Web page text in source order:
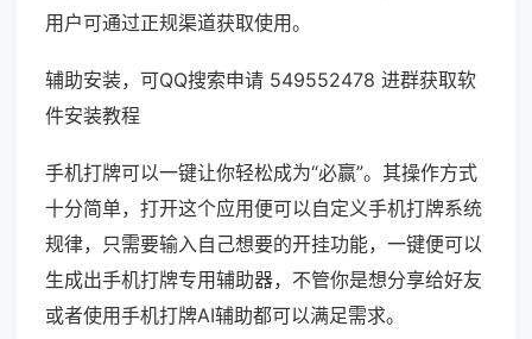
用户可通过正规渠道获取使用。
辅助安装，可QQ搜索申请 549552478 进群获取软
件安装教程
手机打牌可以一键让你轻松成为“必赢”。其操作方式
十分简单，打开这个应用便可以自定义手机打牌系统
规律，只需要输入自己想要的开挂功能，一键便可以
生成出手机打牌专用辅助器，不管你是想分享给好友
或者使用手机打牌AI辅助都可以满足需求。